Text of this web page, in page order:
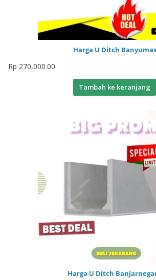
Harga U Ditch Banyumas
Rp 270,000.00
Tambah ke keranjang
Harga U Ditch